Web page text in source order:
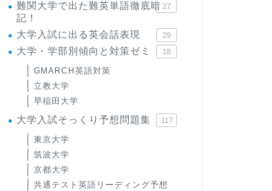
難関大学で出た難英単語徹底暗
記！
27
大学入試に出る英会話表現 29
大学・学部別傾向と対策ゼミ 18
GMARCH英語対策
立教大学
早稲田大学
大学入試そっくり予想問題集 117
東京大学
筑波大学
京都大学
共通テスト英語リーディング予想